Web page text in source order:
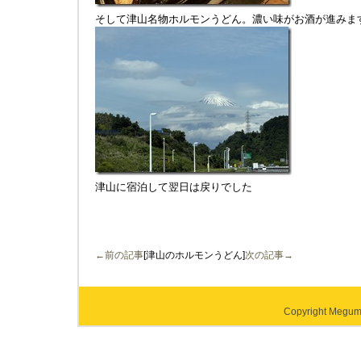
そして津山名物ホルモンうどん。濃い味がお酒が進みま
津山に宿泊して翌日は戻りでした
←前の記事[津山のホルモンうどん]次の記事→
Copyright